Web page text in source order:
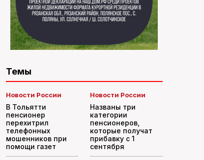
Темы
Новости России
В Тольятти
пенсионер
перехитрил
телефонных
мошенников при
помощи газет
Новости России
Названы три
категории
пенсионеров,
которые получат
прибавку с 1
сентября